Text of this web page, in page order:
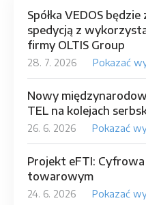
Spółka VEDOS
spedycją z
firmy OLTIS Group
28. 7. 2026 Pokazać
Nowy
TEL na kolejach
26. 6. 2026 Pokazać
Projekt eFTI:
towarowym
24. 6. 2026 Pokazać